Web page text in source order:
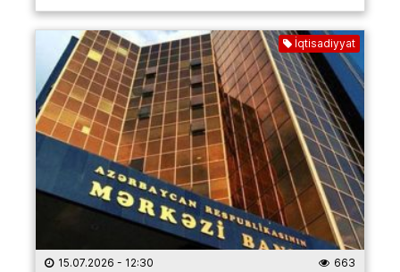
İqtisadiyyat
15.07.2026 - 12:30 663